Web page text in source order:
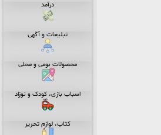
درآمد
تبلیعات و آگهی
محصولات بومی و محلی
اسباب بازی، کودک و نوزاد
کتاب، لوازم تحریر